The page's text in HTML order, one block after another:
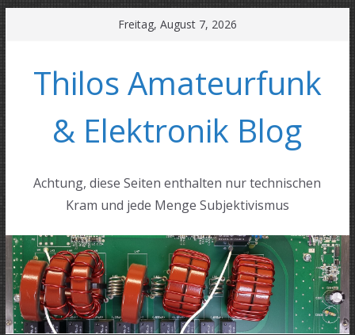
Inhalt
springen
Freitag, August 7, 2026
Thilos Amateurfunk
& Elektronik Blog
Achtung, diese Seiten enthalten nur technischen
Kram und jede Menge Subjektivismus